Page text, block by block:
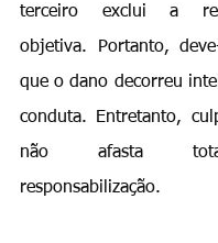
terceiro exclui a
objetiva. Portanto,
que o dano decorreu
conduta. Entretanto,
não afasta
responsabilização.